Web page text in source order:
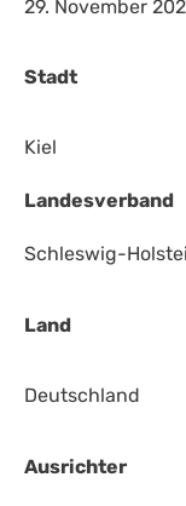
29. November
Stadt
Kiel
Landesverband
Schleswig-
Land
Deutschland
Ausrichter